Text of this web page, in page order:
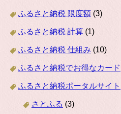
ふるさと納税 限度額 (3)
ふるさと納税 計算 (1)
ふるさと納税 仕組み (10)
ふるさと納税でお得なカード
ふるさと納税ポータルサイト
さとふる (3)